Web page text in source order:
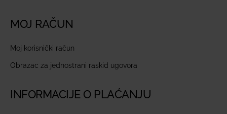
MOJ RAČUN
Moj korisnički račun
Obrazac za jednostrani raskid ugovora
INFORMACIJE O PLAĆANJU